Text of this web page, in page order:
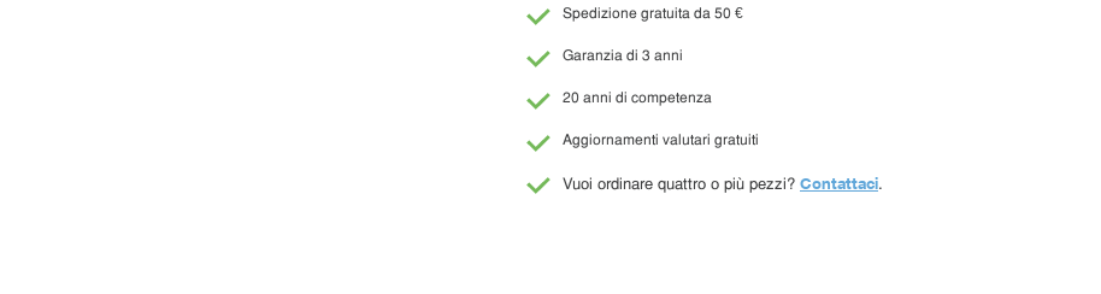
Spedizione gratuita da 50 €
Garanzia di 3 anni
20 anni di competenza
Aggiornamenti valutari gratuiti
Vuoi ordinare quattro o più pezzi? Contattaci.